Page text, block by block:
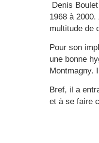
Denis
1968 à
multitude de
Pour son
une bonne
Montmagny.
Bref, il a
et à se faire